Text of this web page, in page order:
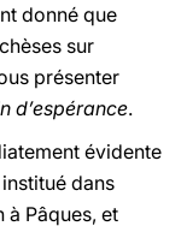
donné que
sur
présenter
d’espérance.
évidente
dans
à Pâques, et